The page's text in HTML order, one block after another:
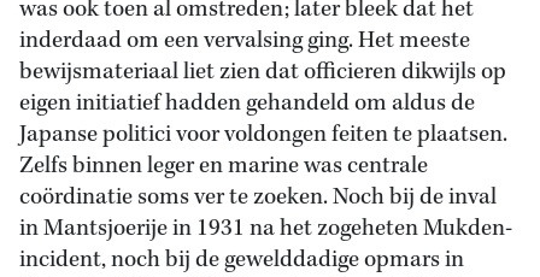
was ook toen al omstreden; later bleek dat het
inderdaad om een vervalsing ging. Het meeste
bewijsmateriaal liet zien dat officieren dikwijls op
eigen initiatief hadden gehandeld om aldus de
Japanse politici voor voldongen feiten te plaatsen.
Zelfs binnen leger en marine was centrale
coördinatie soms ver te zoeken. Noch bij de inval
in Mantsjoerije in 1931 na het zogeheten Mukden-
incident, noch bij de gewelddadige opmars in